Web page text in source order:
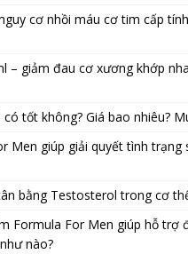
cơ nhồi máu cơ tim cấp
– giảm đau cơ xương khớp
tốt không? Giá bao nhiêu?
Men giúp giải quyết tình trạng
bằng Testosterol trong cơ
Formula For Men giúp hỗ trợ
nào?